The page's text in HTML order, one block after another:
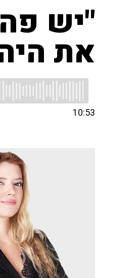
"יש
את
10:53